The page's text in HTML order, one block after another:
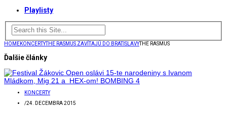
Playlisty
HOMEKONCERTYTHE RASMUS ZAVÍTAJÚ DO BRATISLAVYTHE RASMUS
Ďalšie články
KONCERTY
/24. DECEMBRA 2015